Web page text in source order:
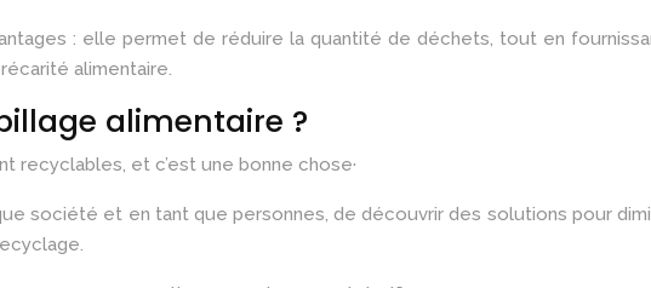
: elle permet de réduire la quantité de déchets, tout en
alimentaire.
alimentaire ?
recyclables, et c’est une bonne chose·
société et en tant que personnes, de découvrir des solutions pour